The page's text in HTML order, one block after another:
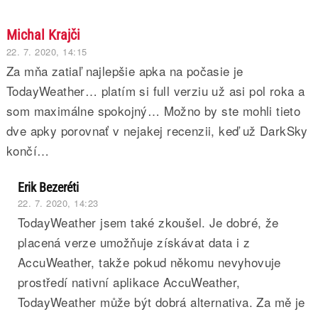
Michal Krajči
22. 7. 2020, 14:15
Za mňa zatiaľ najlepšie apka na počasie je
TodayWeather… platím si full verziu už asi pol roka a
som maximálne spokojný… Možno by ste mohli tieto
dve apky porovnať v nejakej recenzii, keď už DarkSky
končí…
Erik Bezeréti
22. 7. 2020, 14:23
TodayWeather jsem také zkoušel. Je dobré, že
placená verze umožňuje získávat data i z
AccuWeather, takže pokud někomu nevyhovuje
prostředí nativní aplikace AccuWeather,
TodayWeather může být dobrá alternativa. Za mě je